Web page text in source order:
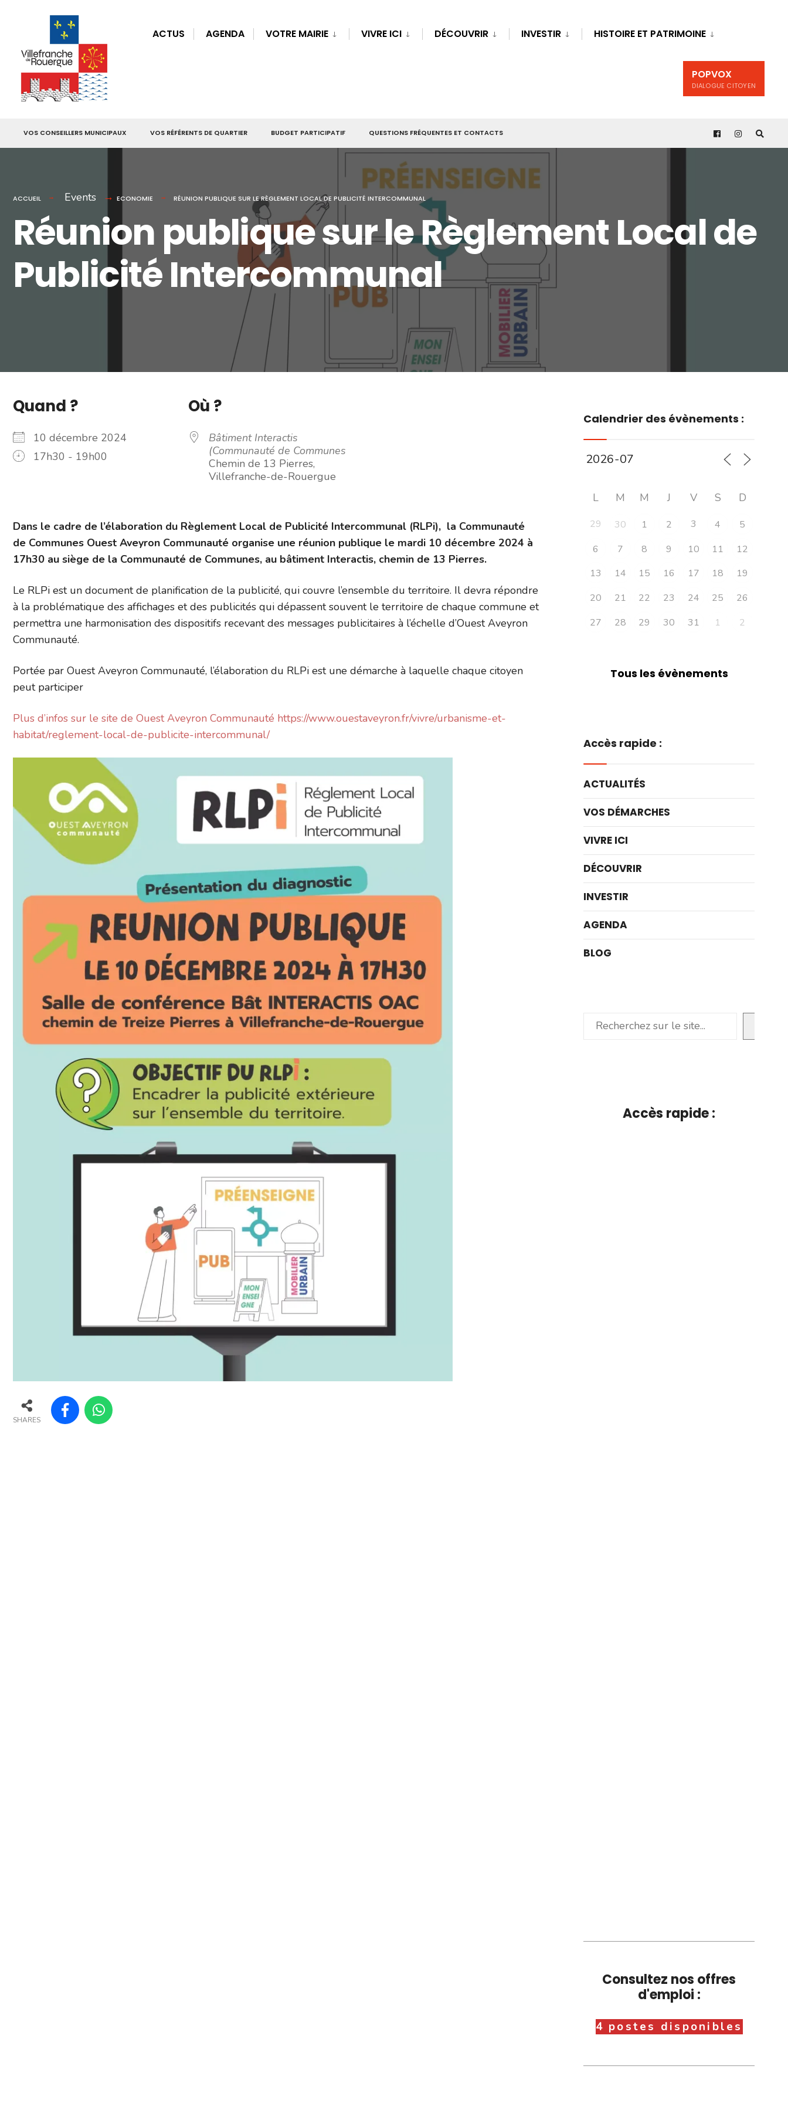
ACTUS AGENDA VOTRE MAIRIE VIVRE ICI DÉCOUVRIR INVESTIR HISTOIRE ET PATRIMOINE
POPVOX
DIALOGUE CITOYEN
VOS CONSEILLERS MUNICIPAUX VOS RÉFÉRENTS DE QUARTIER BUDGET PARTICIPATIF QUESTIONS FRÉQUENTES ET CONTACTS
ACCUEIL Events ECONOMIE RÉUNION PUBLIQUE SUR LE RÈGLEMENT LOCAL DE PUBLICITÉ INTERCOMMUNAL
Réunion publique sur le Règlement Local de
Publicité Intercommunal
Quand ?
10 décembre 2024
17h30 - 19h00
Où ?
Bâtiment Interactis
(Communauté de Communes
Chemin de 13 Pierres,
Villefranche-de-Rouergue
Dans le cadre de l’élaboration du Règlement Local de Publicité Intercommunal (RLPi), la Communauté
de Communes Ouest Aveyron Communauté organise une réunion publique le mardi 10 décembre 2024 à
17h30 au siège de la Communauté de Communes, au bâtiment Interactis, chemin de 13 Pierres.
Le RLPi est un document de planification de la publicité, qui couvre l’ensemble du territoire. Il devra répondre
à la problématique des affichages et des publicités qui dépassent souvent le territoire de chaque commune et
permettra une harmonisation des dispositifs recevant des messages publicitaires à l’échelle d’Ouest Aveyron
Communauté.
Portée par Ouest Aveyron Communauté, l’élaboration du RLPi est une démarche à laquelle chaque citoyen
peut participer
Plus d’infos sur le site de Ouest Aveyron Communauté https://www.ouestaveyron.fr/vivre/urbanisme-et-
habitat/reglement-local-de-publicite-intercommunal/
SHARES
Calendrier des évènements :
L M M J V S D
29 30 1 2 3 4
5
6
7 8 9 10 11
12
13
14 15 16 17 18
19
20
21 22 23 24 25
26
27
28 29 30 31 1 2
Tous les évènements
Accès rapide :
ACTUALITÉS
VOS DÉMARCHES
VIVRE ICI
DÉCOUVRIR
INVESTIR
AGENDA
BLOG
Rechercher
Accès rapide :
Consultez nos offres
d'emploi :
4 postes disponibles